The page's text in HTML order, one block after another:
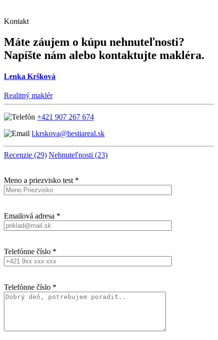
Kontakt
Máte záujem o kúpu nehnuteľnosti?
Napíšte nám alebo kontaktujte makléra.
Lenka Kršková
Realitný maklér
+421 907 267 674
l.krskova@hestiareal.sk
Recenzie (29) Nehnuteľnosti (23)
Meno a priezvisko test *
Emailová adresa *
Telefónne číslo *
Telefónne číslo *